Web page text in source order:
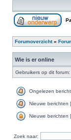
Forumoverzicht»
Wie is er online
Gebruikers op dit
Ongelezen
Nieuwe berichten
Nieuwe berichten
Zoek naar: